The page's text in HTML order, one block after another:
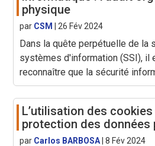
physique
par CSM 26 Fév 2024
Dans la quête perpétuelle de la
systèmes d'information (SSI), il
reconnaître que la sécurité
L’utilisation des
protection des données
par Carlos BARBOSA |8 Fév 2024